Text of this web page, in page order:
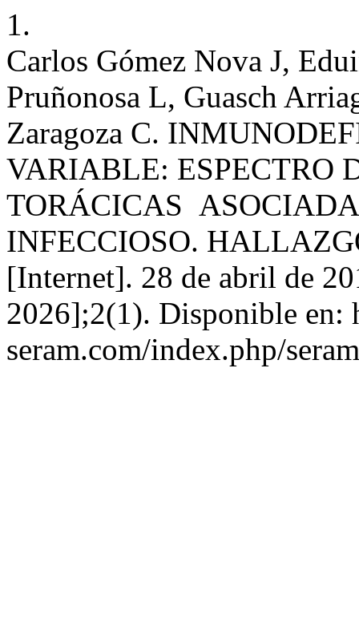
1.
Carlos Gómez Nova J,
Pruñonosa L, Guasch
Zaragoza C.
VARIABLE: ESPECTRO
TORÁCICAS
INFECCIOSO.
[Internet]. 28 de abril de
2026];2(1). Disponible en:
seram.com/index.php/